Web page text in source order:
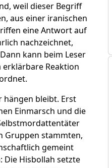
weil dieser Begriff
aus einer iranischen
eine Antwort auf
nachzeichnet,
kann beim Leser
Reaktion
hängen bleibt. Erst
Einmarsch und die
Gruppen stammten,
gemeint
Die Hisbollah setzte